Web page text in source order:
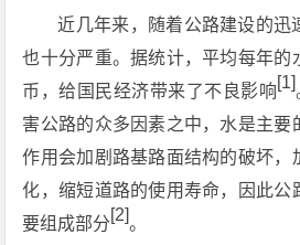
近几年来，随着公路建设的迅
也十分严重。据统计，平均每年的
币，给国民经济带来了不良影响[1]
害公路的众多因素之中，水是主要
作用会加剧路基路面结构的破坏，
化，缩短道路的使用寿命，因此公
要组成部分[2]。